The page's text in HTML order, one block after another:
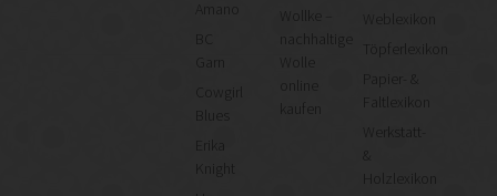
Cowgirl
Knight
Wollke –
nachhaltige
kaufen
Weblexikon
Töpferlexikon
Papier- &
Faltlexikon
Werkstatt-
&
Holzlexikon